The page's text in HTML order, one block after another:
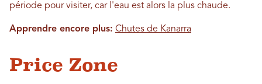
période pour visiter, car l'eau est alors la plus chaude.
Apprendre encore plus: Chutes de Kanarra
Price Zone